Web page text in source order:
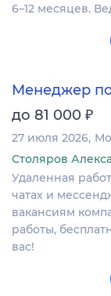
6–12 месяцев.
Менеджер
до 81 000 ₽
27 июля 2026
Столяров
Удаленная
чатах и
вакансиям
работы,
вас!